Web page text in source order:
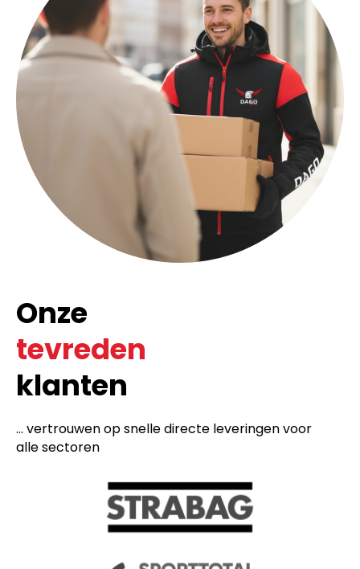
Onze
tevreden
klanten
... vertrouwen op snelle directe leveringen voor
alle sectoren